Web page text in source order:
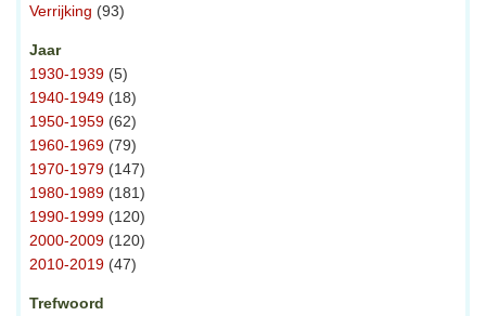
Verrijking (93)
Jaar
1930-1939 (5)
1940-1949 (18)
1950-1959 (62)
1960-1969 (79)
1970-1979 (147)
1980-1989 (181)
1990-1999 (120)
2000-2009 (120)
2010-2019 (47)
Trefwoord